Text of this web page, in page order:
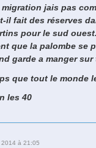
jais pas
il fait des réserves
pour le sud
que la palombe se
garde a manger
que tout le monde
les 40
2014 à 21:05